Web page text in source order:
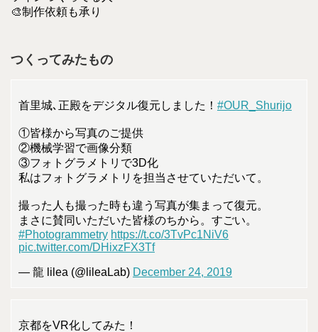
🎨制作依頼も承り
つくってみたもの
首里城､正殿をデジタル復元しました！ #OUR_Shurijo
①皆様から写真のご提供
②機械学習で画像分類
③フォトグラメトリで3D化
私はフォトグラメトリを担当させていただいて。
撮った人も撮った時も違う写真が集まって復元。
まさに賛同いただいた皆様のちから。すごい。
#Photogrammetry https://t.co/3TvPc1NiV6
pic.twitter.com/DHixzFX3Tf
— 龍 lilea (@lileaLab) December 24, 2019
京都をVR化してみた！